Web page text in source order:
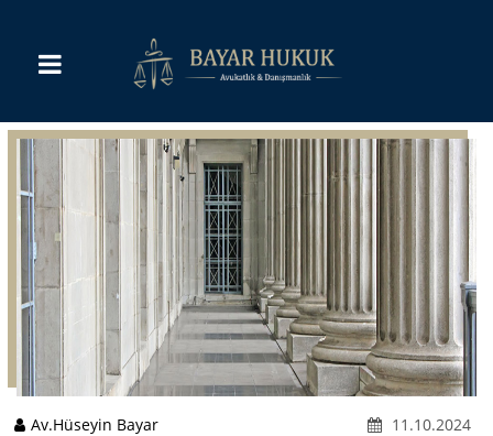
Av.Hüseyin Bayar 11.10.2024